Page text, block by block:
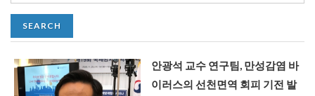
안광석 교수 연구팀, 만성감염 바
이러스의 선천면역 회피 기전 발